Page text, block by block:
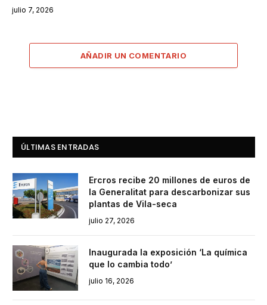
julio 7, 2026
AÑADIR UN COMENTARIO
ÚLTIMAS ENTRADAS
Ercros recibe 20 millones de euros de
la Generalitat para descarbonizar sus
plantas de Vila-seca
julio 27, 2026
Inaugurada la exposición ‘La química
que lo cambia todo’
julio 16, 2026